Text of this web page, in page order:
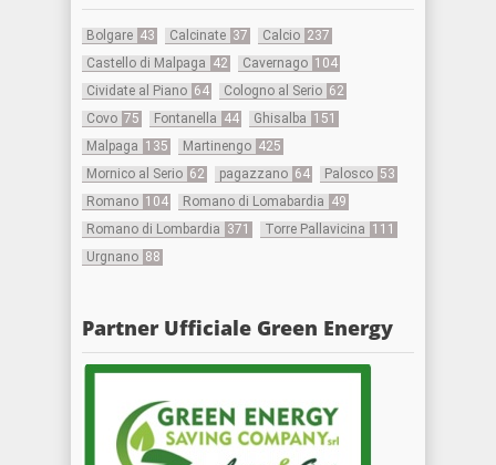
Bolgare 43 Calcinate 37 Calcio 237
Castello di Malpaga 42 Cavernago 104
Cividate al Piano 64 Cologno al Serio 62
Covo 75 Fontanella 44 Ghisalba 151
Malpaga 135 Martinengo 425
Mornico al Serio 62 pagazzano 64 Palosco 53
Romano 104 Romano di Lomabardia 49
Romano di Lombardia 371 Torre Pallavicina 111
Urgnano 88
Partner Ufficiale Green Energy